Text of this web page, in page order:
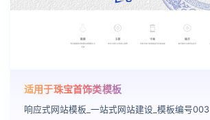
适用于珠宝首饰类模板
响应式网站模板_一站式网站建设_模板编号003